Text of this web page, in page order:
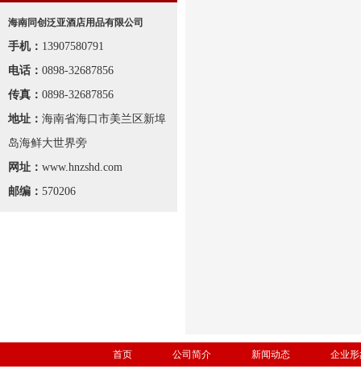
海南同创泛亚酒店用品有限公司
手机： 13907580791
电话： 0898-32687856
传真： 0898-32687856
地址： 海南省海口市美兰区新埠
岛海鲜大世界旁
网址： www.hnzshd.com
邮编： 570206
首页 公司简介 新闻动态 企业